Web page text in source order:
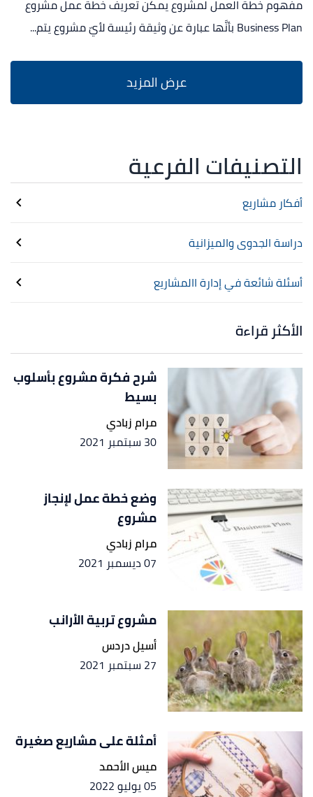
مفهوم خطة العمل لمشروع يمكن تعريف خطة عمل مشروع
Business Plan بأنَّها عبارة عن وثيقة رئيسة لأيّ مشروع يتم...
التصنيفات الفرعية
أفكار مشاريع
دراسة الجدوى والميزانية
أسئلة شائعة في إدارة االمشاريع
الأكثر قراءة
شرح فكرة مشروع بأسلوب
بسيط
مرام زبادي
30 سبتمبر 2021
وضع خطة عمل لإنجاز
مشروع
مرام زبادي
07 ديسمبر 2021
مشروع تربية الأرانب
أسيل دردس
27 سبتمبر 2021
أمثلة على مشاريع صغيرة
ميس الأحمد
05 يوليو 2022